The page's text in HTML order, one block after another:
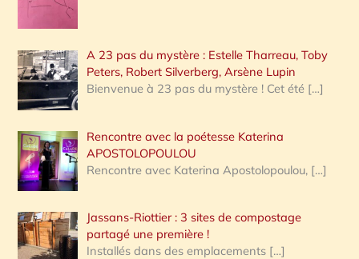
A 23 pas du mystère : Estelle Tharreau, Toby
Peters, Robert Silverberg, Arsène Lupin
Bienvenue à 23 pas du mystère ! Cet été […]
Rencontre avec la poétesse Katerina
APOSTOLOPOULOU
Rencontre avec Katerina Apostolopoulou, […]
Jassans-Riottier : 3 sites de compostage
partagé une première !
Installés dans des emplacements […]